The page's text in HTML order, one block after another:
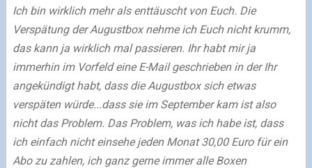
Ich bin wirklich mehr als enttäuscht von Euch. Die
Verspätung der Augustbox nehme ich Euch nicht krumm,
das kann ja wirklich mal passieren. Ihr habt mir ja
immerhin im Vorfeld eine E-Mail geschrieben in der Ihr
angekündigt habt, dass die Augustbox sich etwas
verspäten würde...dass sie im September kam ist also
nicht das Problem. Das Problem, was ich habe ist, dass
ich einfach nicht einsehe jeden Monat 30,00 Euro für ein
Abo zu zahlen, ich ganz gerne immer alle Boxen